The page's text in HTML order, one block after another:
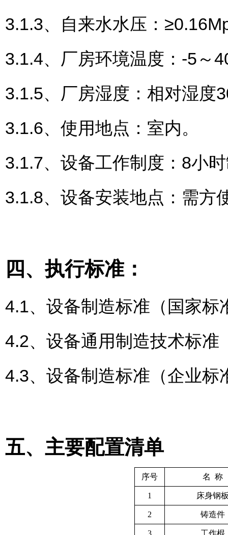
3.1.3、自来水水压：
3.1.4、厂房环境温度：-5～
3.1.5、厂房湿度：相对湿度
3.1.6、使用地点：室内。
3.1.7、设备工作制度：8小
3.1.8、设备安装地点：需方
四、执行标准：
4.1、设备制造标准（国
4.2、设备通用制造技术标
4.3、设备制造标准（企
五、主要配置清单
序号 名 称
1 床身钢
2 铸造件